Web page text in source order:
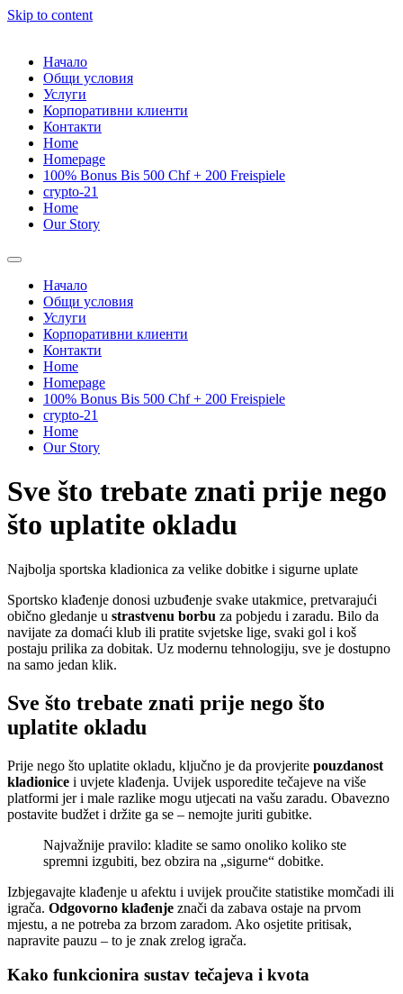
Skip to content
Начало
Общи условия
Услуги
Корпоративни клиенти
Контакти
Home
Homepage
100% Bonus Bis 500 Chf + 200 Freispiele
crypto-21
Home
Our Story
Начало
Общи условия
Услуги
Корпоративни клиенти
Контакти
Home
Homepage
100% Bonus Bis 500 Chf + 200 Freispiele
crypto-21
Home
Our Story
Sve što trebate znati prije nego
što uplatite okladu
Najbolja sportska kladionica za velike dobitke i sigurne uplate
Sportsko klađenje donosi uzbuđenje svake utakmice, pretvarajući
obično gledanje u strastvenu borbu za pobjedu i zaradu. Bilo da
navijate za domaći klub ili pratite svjetske lige, svaki gol i koš
postaju prilika za dobitak. Uz modernu tehnologiju, sve je dostupno
na samo jedan klik.
Sve što trebate znati prije nego što
uplatite okladu
Prije nego što uplatite okladu, ključno je da provjerite pouzdanost
kladionice i uvjete klađenja. Uvijek usporedite tečajeve na više
platformi jer i male razlike mogu utjecati na vašu zaradu. Obavezno
postavite budžet i držite ga se – nemojte juriti gubitke.
Najvažnije pravilo: kladite se samo onoliko koliko ste
spremni izgubiti, bez obzira na „sigurne“ dobitke.
Izbjegavajte klađenje u afektu i uvijek proučite statistike momčadi ili
igrača. Odgovorno klađenje znači da zabava ostaje na prvom
mjestu, a ne potreba za brzom zaradom. Ako osjetite pritisak,
napravite pauzu – to je znak zrelog igrača.
Kako funkcionira sustav tečajeva i kvota